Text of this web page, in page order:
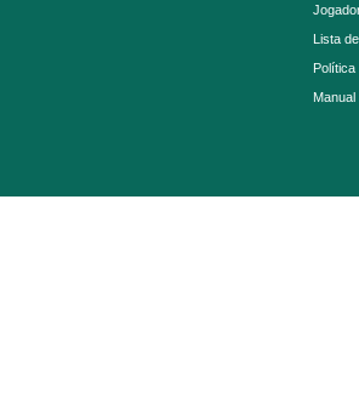
Lista
Política